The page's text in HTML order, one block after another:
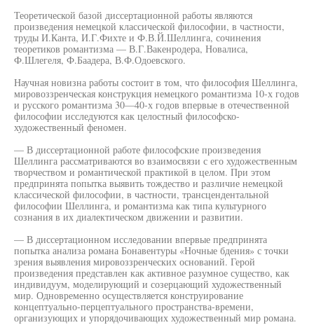
Теоретической базой диссертационной работы являются
произведения немецкой классической философии, в частности,
труды И.Канта, И.Г.Фихте и Ф.В.Й.Шеллинга, сочинения
теоретиков романтизма — В.Г.Вакенродера, Новалиса,
Ф.Шлегеля, Ф.Баадера, В.Ф.Одоевского.
Научная новизна работы состоит в том, что философия Шеллинга,
мировоззренческая конструкция немецкого романтизма 10-х годов
и русского романтизма 30—40-х годов впервые в отечественной
философии исследуются как целостный философско-
художественный феномен.
— В диссертационной работе философские произведения
Шеллинга рассматриваются во взаимосвязи с его художественным
творчеством и романтической практикой в целом. При этом
предпринята попытка выявить тождество и различие немецкой
классической философии, в частности, трансцендентальной
философии Шеллинга, и романтизма как типа культурного
сознания в их диалектическом движении и развитии.
— В диссертационном исследовании впервые предпринята
попытка анализа романа Бонавентуры «Ночные бдения» с точки
зрения выявления мировоззренческих оснований. Герой
произведения представлен как активное разумное существо, как
индивидуум, моделирующий и созерцающий художественный
мир. Одновременно осуществляется конструирование
концептуально-перцептуального пространства-времени,
организующих и упорядочивающих художественный мир романа.